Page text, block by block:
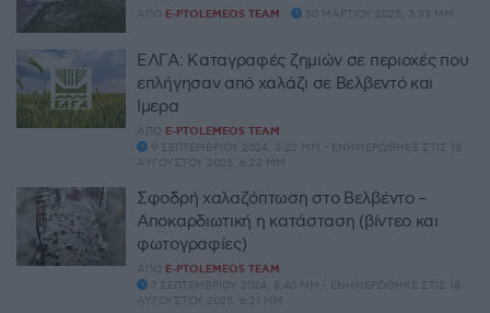
ΑΠΌ E-PTOLEMEOS TEAM 30 ΜΑΡΤΊΟΥ 2025, 3:33 ΜΜ
ΕΛΓΑ: Καταγραφές ζημιών σε περιοχές που
επλήγησαν από χαλάζι σε Βελβεντό και
Ίμερα
ΑΠΌ E-PTOLEMEOS TEAM
9 ΣΕΠΤΕΜΒΡΊΟΥ 2024, 3:22 ΜΜ - ΕΝΗΜΕΡΏΘΗΚΕ ΣΤΙΣ 18
ΑΥΓΟΎΣΤΟΥ 2025, 6:22 ΜΜ
Σφοδρή χαλαζόπτωση στο Βελβέντο –
Αποκαρδιωτική η κατάσταση (βίντεο και
φωτογραφίες)
ΑΠΌ E-PTOLEMEOS TEAM
7 ΣΕΠΤΕΜΒΡΊΟΥ 2024, 8:40 ΜΜ - ΕΝΗΜΕΡΏΘΗΚΕ ΣΤΙΣ 18
ΑΥΓΟΎΣΤΟΥ 2025, 6:21 ΜΜ